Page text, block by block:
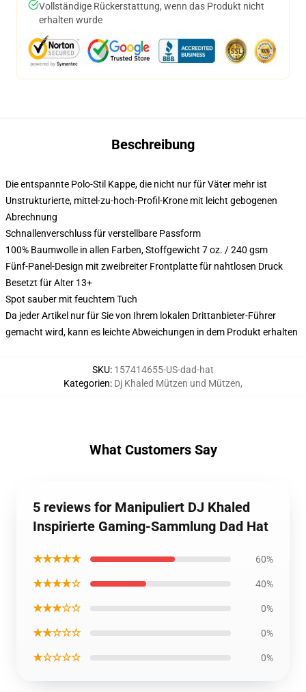
Vollständige Rückerstattung, wenn das Produkt nicht
erhalten wurde
Beschreibung
Die entspannte Polo-Stil Kappe, die nicht nur für Väter mehr ist
Unstrukturierte, mittel-zu-hoch-Profil-Krone mit leicht gebogenen
Abrechnung
Schnallenverschluss für verstellbare Passform
100% Baumwolle in allen Farben, Stoffgewicht 7 oz. / 240 gsm
Fünf-Panel-Design mit zweibreiter Frontplatte für nahtlosen Druck
Besetzt für Alter 13+
Spot sauber mit feuchtem Tuch
Da jeder Artikel nur für Sie von Ihrem lokalen Drittanbieter-Führer
gemacht wird, kann es leichte Abweichungen in dem Produkt erhalten
SKU: 157414655-US-dad-hat
Kategorien: Dj Khaled Mützen und Mützen,
What Customers Say
5 reviews for Manipuliert DJ Khaled
Inspirierte Gaming-Sammlung Dad Hat
★★★★★ 60%
★★★★☆ 40%
★★★☆☆ 0%
★★☆☆☆ 0%
★☆☆☆☆ 0%